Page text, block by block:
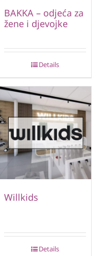
BAKKA – odjeća za
žene i djevojke
Details
Willkids
Details